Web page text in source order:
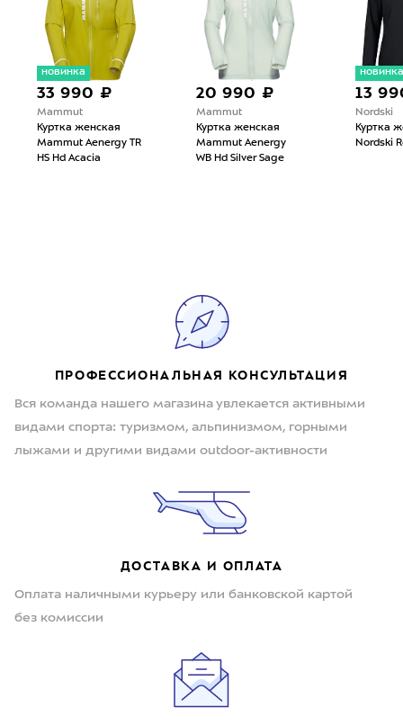
новинка
33 990 ₽
Mammut
Куртка женская
Mammut Aenergy TR
HS Hd Acacia
20 990 ₽
Mammut
Куртка женская
Mammut Aenergy
WB Hd Silver Sage
новинка
13
Nordski
Куртка
Nordski
ПРОФЕССИОНАЛЬНАЯ КОНСУЛЬТАЦИЯ
Вся команда нашего магазина увлекается активными
видами спорта: туризмом, альпинизмом, горными
лыжами и другими видами outdoor-активности
ДОСТАВКА И ОПЛАТА
Оплата наличными курьеру или банковской картой
без комиссии